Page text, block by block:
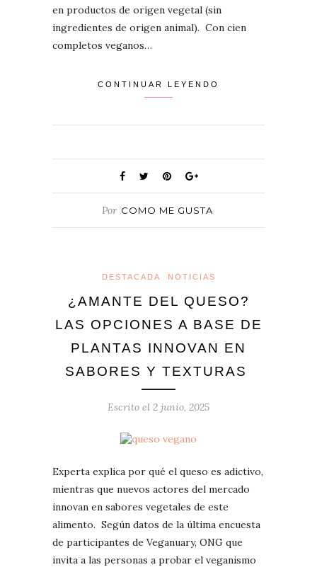
en productos de origen vegetal (sin
ingredientes de origen animal). Con cien
completos veganos…
CONTINUAR LEYENDO
Por COMO ME GUSTA
DESTACADA NOTICIAS
¿AMANTE DEL QUESO?
LAS OPCIONES A BASE DE
PLANTAS INNOVAN EN
SABORES Y TEXTURAS
Escrito el 2 junio, 2025
Experta explica por qué el queso es adictivo,
mientras que nuevos actores del mercado
innovan en sabores vegetales de este
alimento. Según datos de la última encuesta
de participantes de Veganuary, ONG que
invita a las personas a probar el veganismo